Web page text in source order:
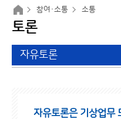
참여·소통 소통
토론
자유토론
자유토론은 기상업무